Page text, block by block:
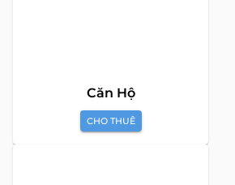
Căn Hộ
CHO THUÊ